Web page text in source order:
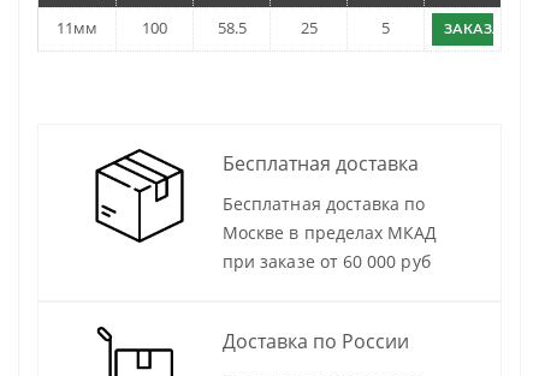
11мм
100 58.5 25 5 ЗАКАЗАТЬ
Бесплатная доставка
Бесплатная доставка по
Москве в пределах МКАД
при заказе от 60 000 руб
Доставка по России